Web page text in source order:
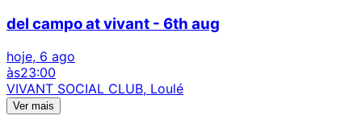
del campo at vivant - 6th aug
hoje, 6 ago
às23:00
VIVANT SOCIAL CLUB, Loulé
Ver mais